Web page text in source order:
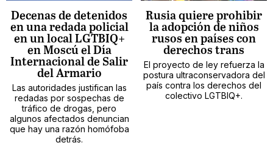
Decenas de detenidos
en una redada policial
en un local LGTBIQ+
en Moscú el Día
Internacional de Salir
del Armario
Las autoridades justifican las
redadas por sospechas de
tráfico de drogas, pero
algunos afectados denuncian
que hay una razón homófoba
detrás.
Rusia quiere prohibir
la adopción de niños
rusos en países con
derechos trans
El proyecto de ley refuerza la
postura ultraconservadora del
país contra los derechos del
colectivo LGTBIQ+.